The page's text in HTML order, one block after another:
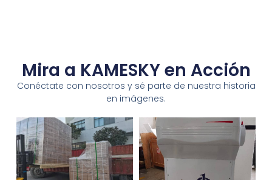
Mira a KAMESKY en Acción
Conéctate con nosotros y sé parte de nuestra historia
en imágenes.